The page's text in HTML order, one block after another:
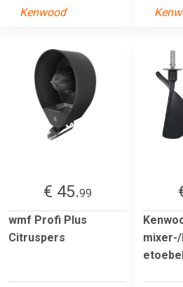
Kenwood
€ 45.99
wmf Profi Plus
Citruspers